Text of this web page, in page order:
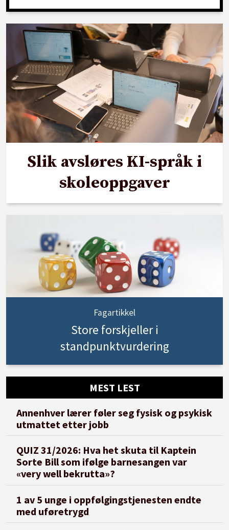
Slik avsløres KI-språk i
skoleoppgaver
Fagartikkel
Store forskjeller i
standpunktvurdering
MEST LEST
Annenhver lærer føler seg fysisk og psykisk
utmattet etter jobb
QUIZ 31/2026: Hva het skuta til Kaptein
Sorte Bill som ifølge barnesangen var
«very well bekrutta»?
1 av 5 unge i oppfølgingstjenesten endte
med uføretrygd